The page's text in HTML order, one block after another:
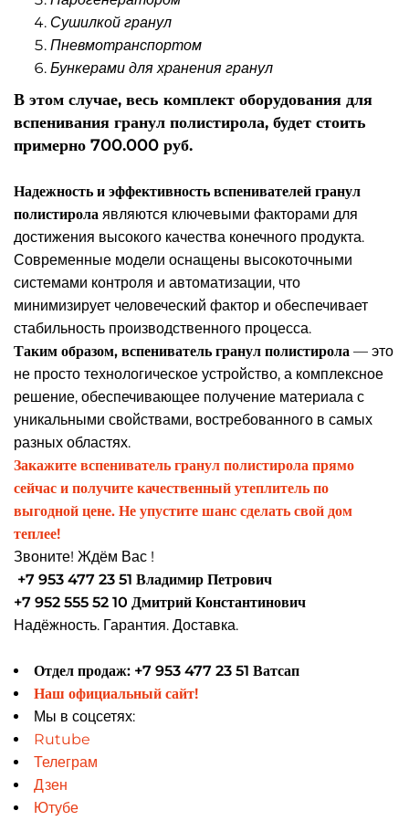
Сушилкой гранул
Пневмотранспортом
Бункерами для хранения гранул
В этом случае, весь комплект оборудования для
вспенивания гранул полистирола, будет стоить
примерно 700.000 руб.
Надежность и эффективность вспенивателей гранул
полистирола являются ключевыми факторами для
достижения высокого качества конечного продукта.
Современные модели оснащены высокоточными
системами контроля и автоматизации, что
минимизирует человеческий фактор и обеспечивает
стабильность производственного процесса.
Таким образом, вспениватель гранул полистирола — это
не просто технологическое устройство, а комплексное
решение, обеспечивающее получение материала с
уникальными свойствами, востребованного в самых
разных областях.
Закажите вспениватель гранул полистирола прямо
сейчас и получите качественный утеплитель по
выгодной цене. Не упустите шанс сделать свой дом
теплее!
Звоните! Ждём Вас !
+7 953 477 23 51 Владимир Петрович
+7 952 555 52 10 Дмитрий Константинович
Надёжность. Гарантия. Доставка.
Отдел продаж: +7 953 477 23 51 Ватсап
Наш официальный сайт!
Мы в соцсетях:
Rutube
Телеграм
Дзен
Ютубе